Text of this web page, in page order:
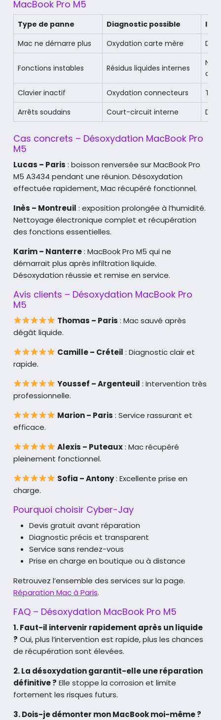
MacBook Pro M5
Type de panne Diagnostic possible
Mac ne démarre plus
Oxydation carte mère
Fonctions instables Résidus liquides internes
ciblé
Clavier inactif
Oxydation connecteurs
Arrêts soudains
Court-circuit interne
Cas concrets – Désoxydation MacBook Pro
M5
Lucas – Paris : boisson renversée sur MacBook Pro
M5 A3434 pendant une réunion. Désoxydation
effectuée rapidement, Mac récupéré fonctionnel.
Inès – Montreuil : exposition prolongée à l’humidité.
Nettoyage électronique complet et récupération
des fonctions essentielles.
Karim – Nanterre: MacBook Pro M5 qui ne
démarrait plus après infiltration liquide.
Désoxydation réussie et remise en service.
Avis clients – Désoxydation MacBook Pro
M5
Thomas – Paris : Mac sauvé après
dégât liquide.
Camille – Créteil : Diagnostic clair et
rapide.
Youssef – Argenteuil : Intervention très
professionnelle.
Marion – Paris : Service rassurant et
efficace.
Alexis – Puteaux: Mac récupéré
pleinement fonctionnel.
Sofia – Antony: Excellente prise en
charge.
Pourquoi choisir Cyber-Jay
Devis gratuit avant réparation
Diagnostic précis et transparent
Service sans rendez-vous
Prise en charge en boutique ou à distance
Retrouvez l’ensemble des services sur la page.
Réparation Mac à Paris.
FAQ – Désoxydation MacBook Pro M5
1. Faut-il intervenir rapidement après un liquide
? Oui, plus l’intervention est rapide, plus les chances
de récupération sont élevées.
2. La désoxydation garantit-elle une réparation
définitive ? Elle stoppe la corrosion et limite
fortement les risques futurs.
3. Dois-je démonter mon MacBook moi-même ?